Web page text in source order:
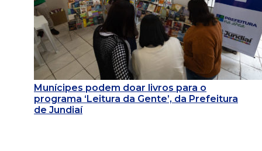
Munícipes podem doar livros para o
programa ‘Leitura da Gente’, da Prefeitura
de Jundiaí